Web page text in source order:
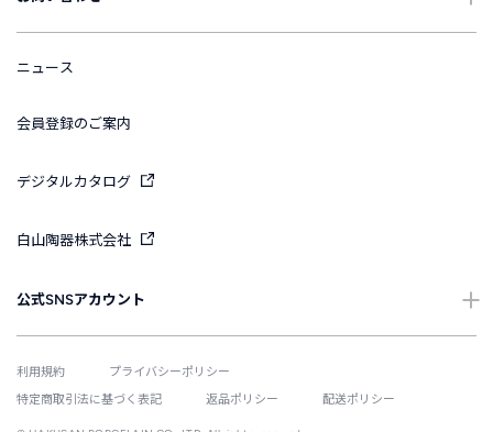
ニュース
会員登録のご案内
デジタルカタログ
白山陶器株式会社
公式SNSアカウント
利用規約
プライバシーポリシー
特定商取引法に基づく表記
返品ポリシー 配送ポリシー